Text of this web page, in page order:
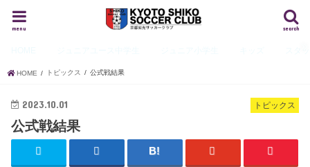
search
menu
HOME トピックス 公式戦結果
トピックス
2023.10.01
公式戦結果